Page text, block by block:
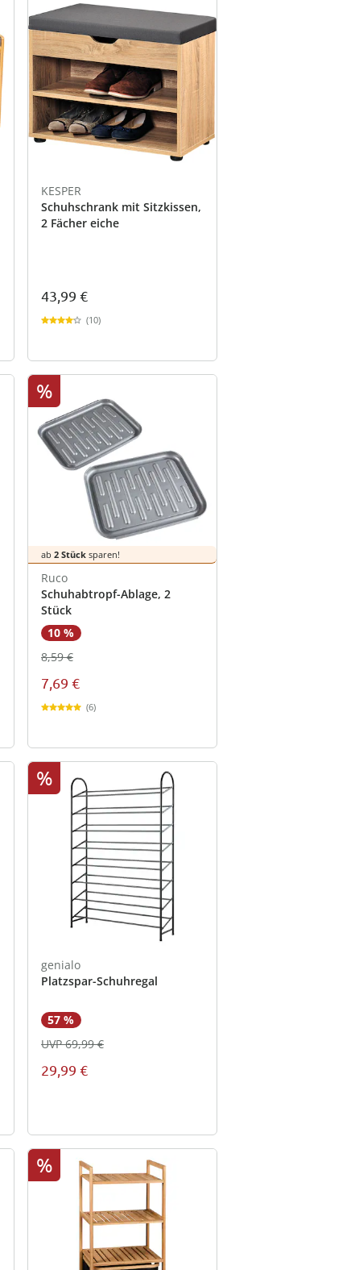
KESPER
Schuhschrank mit Sitzkissen,
2 Fächer eiche
43,99 €
(10)
%
ab 2 Stück sparen!
Ruco
Schuhabtropf-Ablage, 2
Stück
10 %
8,59 €
7,69 €
(6)
%
genialo
Platzspar-Schuhregal
57 %
29,99 €
UVP 69,99 €
%